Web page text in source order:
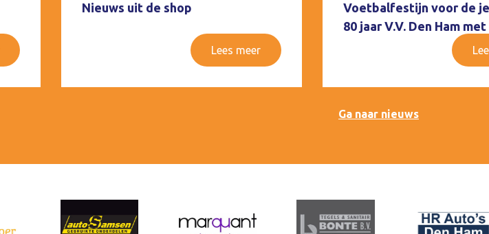
Nieuws uit de shop
Lees meer
Voetbalfestijn voor de
80 jaar V.V. Den Ham
Ga naar nieuws